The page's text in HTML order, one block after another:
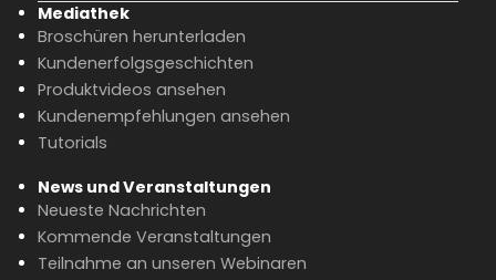
Mediathek
Broschüren herunterladen
Kundenerfolgsgeschichten
Produktvideos ansehen
Kundenempfehlungen ansehen
Tutorials
News und Veranstaltungen
Neueste Nachrichten
Kommende Veranstaltungen
Teilnahme an unseren Webinaren